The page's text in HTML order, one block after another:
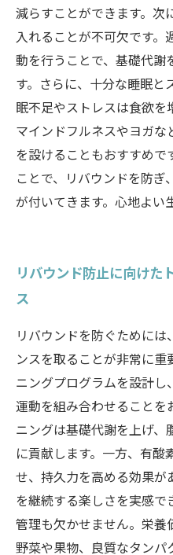
減らすことができます。次
入れることが不可欠です。
動を行うことで、基礎代謝
す。さらに、十分な睡眠
眠不足やストレスは食欲を
マインドフルネスやヨガ
を設けることもおすすめで
ことで、リバウンドを防
が付いてきます。心地よい
リバウンド防止に向けた
ス
リバウンドを防ぐために
ンスを取ることが非常に重
ニングプログラムを設計
運動を組み合わせることを
ニングは基礎代謝を上げ、
に貢献します。一方、有酸
せ、持久力を高める効果が
を継続する楽しさを実感
管理も欠かせません。栄養
野菜や果物、良質なタン